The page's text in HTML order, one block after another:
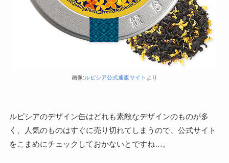
画像:ルピシア公式通販サイト より
ルピシアのデザイン缶はどれも素敵なデザインのものが多
く、人気のものはすぐに売り切れてしまうので、公式サイト
をこまめにチェックしておかないとですね…。